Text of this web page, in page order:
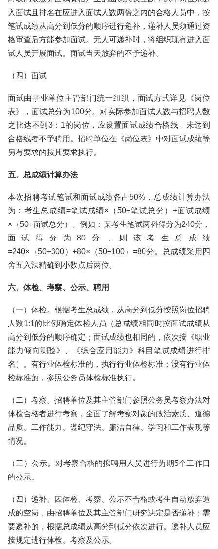
入面试且排名在应进入面试人数两倍之内的合格人员中，按
笔试成绩从高分到低分的顺序进行递补，递补人员须通过资
格审查后方能参加面试。无人可递补时，将组织现有进入面
试人员开展面试。面试当天放弃的不予递补。
（四）面试
面试由事业单位主管部门统一组织，面试方式详见《岗位
表》，面试总分为100分。对实际参加面试人数与招聘人数
之比达不到3：1的岗位，应设置面试成绩合格线，未达到
合格线者不予聘用。招聘单位在《岗位表》中对面试成绩等
另有要求的按其要求执行。
五、总成绩计算办法
本次招聘考试笔试和面试成绩各占50%，总成绩计算办法
为：考生总成绩=笔试成绩×（50÷笔试总分）+面试成绩
×（50÷面试总分）。例如：某考生笔试两科得分为240分，
面试得分为80分，则该考生总成绩
=240×（50÷300）+80×（50÷100）=80分。总成绩采用四
舍五入法精确到小数点后两位。
六、体检、考察、公示、聘用
（一）体检。根据考生总成绩，从高分到低分按照岗位招聘
人数1:1的比例确定体检人员（总成绩相同时按面试成绩从
高分到低分的顺序确定；面试成绩也相同的，依次按《职业
能力倾向测验》、《综合应用能力》科目笔试成绩进行排
名）。有行业体检标准的，执行行业体检标准；没有行业体
检标准的，参照公务员体检标准执行。
（二）考察。招聘单位及其主管部门参照公务员考察办法对
体检合格者进行考察，全面了解考察对象的政治素质、道德
品质、工作能力、遵纪守法、廉洁自律、学习和工作表现等
情况。
（三）公示。对考察合格的拟聘用人员进行为期5个工作日
的公示。
（四）递补。因体检、考察、公示不合格或考生自动放弃造
成的空岗，由招聘单位及其主管部门研究决定是否递补；需
要递补的，根据总成绩从高分到低分依次进行。递补人员应
按规定进行体检、考察及公示。